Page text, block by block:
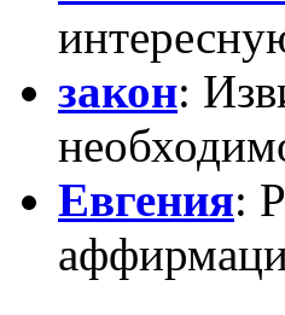
закон:
Евгения: